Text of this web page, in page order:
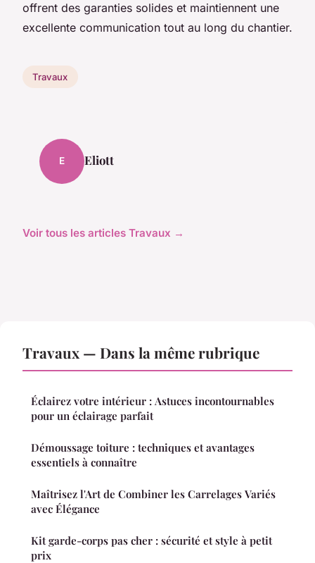
offrent des garanties solides et maintiennent une
excellente communication tout au long du chantier.
Travaux
E Eliott
Voir tous les articles Travaux →
Travaux — Dans la même rubrique
Éclairez votre intérieur : Astuces incontournables
pour un éclairage parfait
Démoussage toiture : techniques et avantages
essentiels à connaître
Maîtrisez l'Art de Combiner les Carrelages Variés
avec Élégance
Kit garde-corps pas cher : sécurité et style à petit
prix